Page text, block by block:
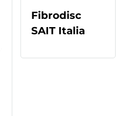
Fibrodisc
SAIT Italia